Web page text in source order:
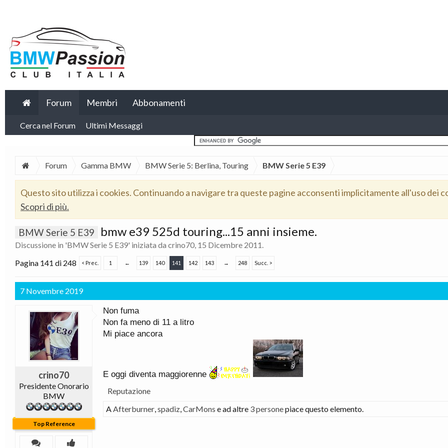
Forum
Cerca nel Forum Ultimi Messaggi
Membri Abbonamenti
Forum Gamma BMW BMW Serie 5: Berlina, Touring BMW Serie 5 E39
Questo sito utilizza i cookies. Continuando a navigare tra queste pagine acconsenti implicitamente all'uso dei
Scopri di più.
BMW Serie 5 E39 bmw e39 525d touring...15 anni insieme.
Discussione in 'BMW Serie 5 E39' iniziata da crino70, 15 Dicembre 2011.
Pagina 141 di 248
< Prec. 1 ← 139 140 141 142 143 → 248 Succ. >
7 Novembre 2019
crino70
Presidente Onorario
BMW
Top Reference
Non fuma
Non fa meno di 11 a litro
Mi piace ancora
E oggi diventa maggiorenne
Reputazione
AAfterburner,spadiz,CarMons e ad altre 3 personepiace questo elemento.